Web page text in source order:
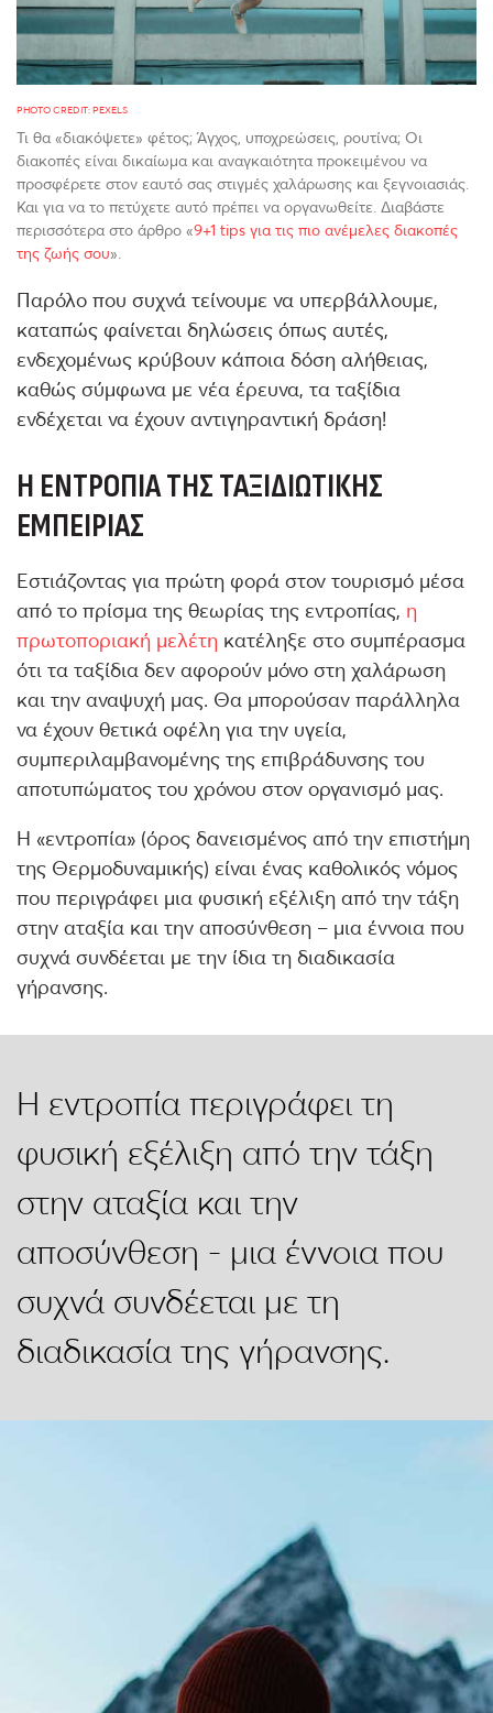
PHOTO CREDIT: PEXELS
Τι θα «διακόψετε» φέτος; Άγχος, υποχρεώσεις, ρουτίνα; Οι
διακοπές είναι δικαίωμα και αναγκαιότητα προκειμένου να
προσφέρετε στον εαυτό σας στιγμές χαλάρωσης και ξεγνοιασιάς.
Και για να το πετύχετε αυτό πρέπει να οργανωθείτε. Διαβάστε
περισσότερα στο άρθρο «9+1 tips για τις πιο ανέμελες διακοπές
της ζωής σου».
Παρόλο που συχνά τείνουμε να υπερβάλλουμε,
καταπώς φαίνεται δηλώσεις όπως αυτές,
ενδεχομένως κρύβουν κάποια δόση αλήθειας,
καθώς σύμφωνα με νέα έρευνα, τα ταξίδια
ενδέχεται να έχουν αντιγηραντική δράση!
Η ΕΝΤΡΟΠΊΑ ΤΗΣ ΤΑΞΙΔΙΩΤΙΚΉΣ
ΕΜΠΕΙΡΊΑΣ
Εστιάζοντας για πρώτη φορά στον τουρισμό μέσα
από το πρίσμα της θεωρίας της εντροπίας, η
πρωτοποριακή μελέτη κατέληξε στο συμπέρασμα
ότι τα ταξίδια δεν αφορούν μόνο στη χαλάρωση
και την αναψυχή μας. Θα μπορούσαν παράλληλα
να έχουν θετικά οφέλη για την υγεία,
συμπεριλαμβανομένης της επιβράδυνσης του
αποτυπώματος του χρόνου στον οργανισμό μας.
Η «εντροπία» (όρος δανεισμένος από την επιστήμη
της Θερμοδυναμικής) είναι ένας καθολικός νόμος
που περιγράφει μια φυσική εξέλιξη από την τάξη
στην αταξία και την αποσύνθεση – μια έννοια που
συχνά συνδέεται με την ίδια τη διαδικασία
γήρανσης.
Η εντροπία περιγράφει τη
φυσική εξέλιξη από την τάξη
στην αταξία και την
αποσύνθεση - μια έννοια που
συχνά συνδέεται με τη
διαδικασία της γήρανσης.